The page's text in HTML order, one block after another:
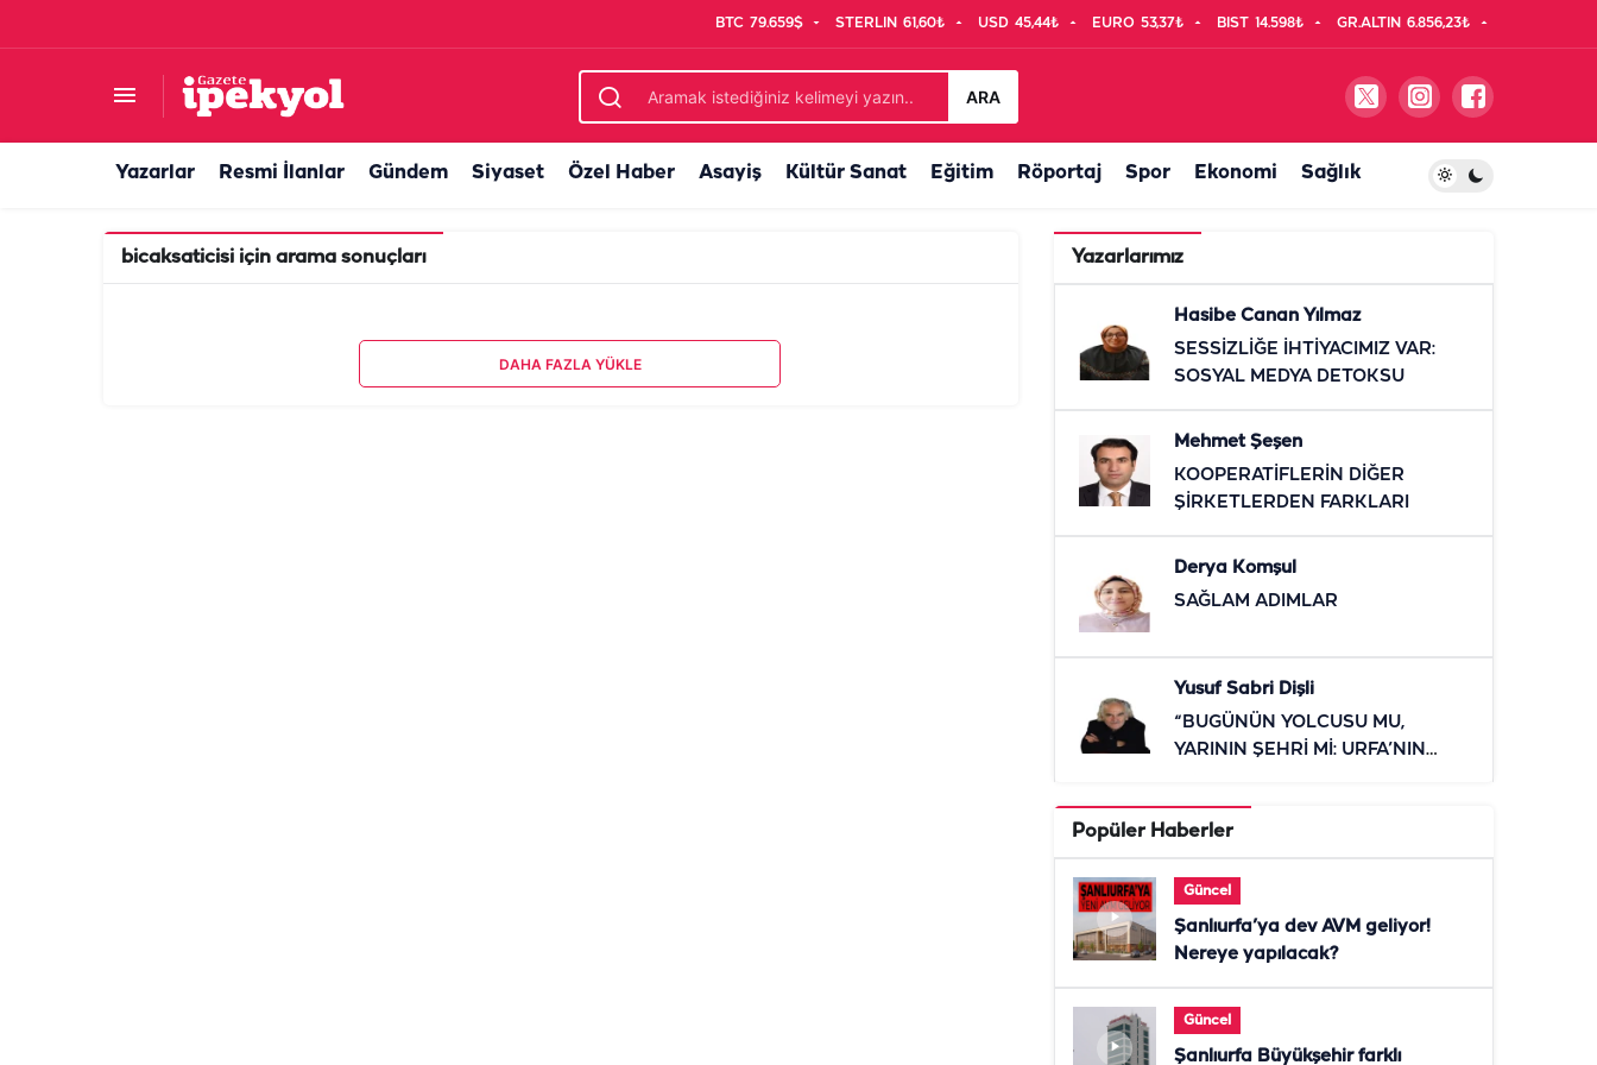
BTC 79.659$ STERLIN 61,60₺ USD 45,44₺ EURO 53,37₺ BIST 14.598₺ GR.ALTIN 6.856,23₺
ARA
Yazarlar Resmi İlanlar Gündem Siyaset Özel Haber Asayiş Kültür Sanat Eğitim Röportaj Spor Ekonomi Sağlık
bicaksaticisi için arama sonuçları
DAHA FAZLA YÜKLE
Yazarlarımız
Hasibe Canan Yılmaz
SESSİZLİĞE İHTİYACIMIZ VAR:
SOSYAL MEDYA DETOKSU
Mehmet Şeşen
KOOPERATİFLERİN DİĞER
ŞİRKETLERDEN FARKLARI
Derya Komşul
SAĞLAM ADIMLAR
Yusuf Sabri Dişli
“BUGÜNÜN YOLCUSU MU,
YARININ ŞEHRİ Mİ: URFA’NIN
Popüler Haberler
Güncel
Şanlıurfa’ya dev AVM geliyor!
Nereye yapılacak?
Güncel
Şanlıurfa Büyükşehir farklı